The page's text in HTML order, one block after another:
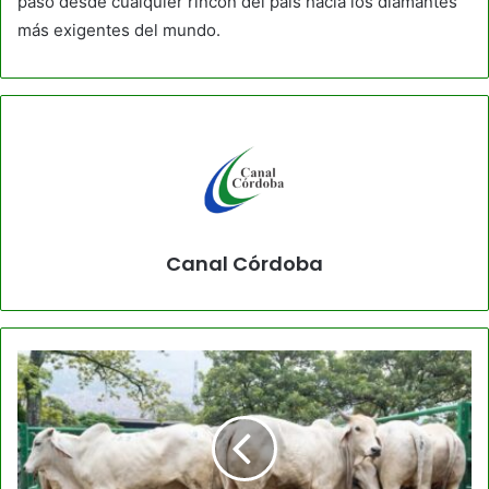
más exigentes del mundo.
Canal Córdoba